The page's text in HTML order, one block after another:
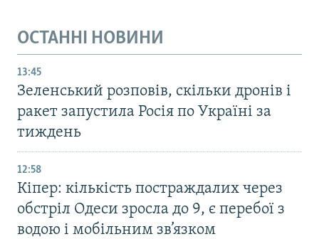
ОСТАННІ НОВИНИ
13:45
Зеленський розповів, скільки дронів і
ракет запустила Росія по Україні за
тиждень
12:58
Кіпер: кількість постраждалих через
обстріл Одеси зросла до 9, є перебої з
водою і мобільним зв’язком